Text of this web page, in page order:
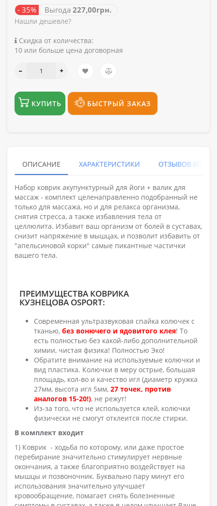
- 35% Выгода 227,00грн.
Нашли дешевле?
Скидка от количества:
10 или больше цена договорная
КУПИТЬ БЫСТРЫЙ ЗАКАЗ
ОПИСАНИЕ ХАРАКТЕРИСТИКИ ОТЗЫВОВ (0)
Набор коврик акупунктурный для йоги + валик для
массаж - комплект целенаправленно подобранный не
только для массажа, но и для релакса организма,
снятия стресса, а также избавления тела от
целлюлита. Избавит ваш организм от болей в суставах,
снизит напряжение в мышцах, и позволит избавить от
"апельсиновой корки" самые пикантные частички
вашего тела.
ПРЕИМУЩЕСТВА КОВРИКА
КУЗНЕЦОВА OSPORT:
Современная ультразвуковая спайка колючек с
тканью, без вонючего и ядовитого клея! То
есть полностью без какой-либо дополнительной
химии, чистая физика! Полностью Эко!
Обратите внимание на используемые колючки и
вид пластика. Колючки в меру острые, большая
площадь, кол-во и качество игл (диаметр кружка
27мм, высота игл 5мм, 27 точек, против
аналогов 15-20!), не режут!
Из-за того, что не используется клей, колючки
физически не смогут отклеится после стирки.
В комплект входит
1) Коврик - ходьба по которому, или даже простое
перебирание значительно стимулирует нервные
окончания, а также благоприятно воздействует на
мышцы и позвоночник. Буквально пару минут его
использования значительно улучшает
кровообращение, помагает снять болезненные